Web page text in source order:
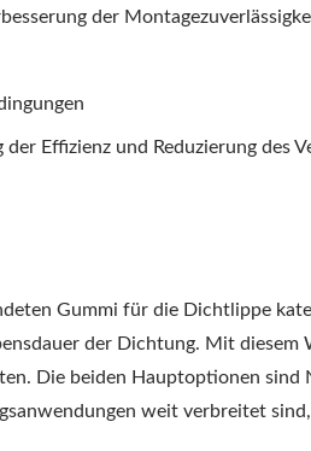
der
Effizienz und Reduzierung des
Gummi für die Dichtlippe
der Dichtung. Mit diesem
Die beiden Hauptoptionen sind
weit verbreitet